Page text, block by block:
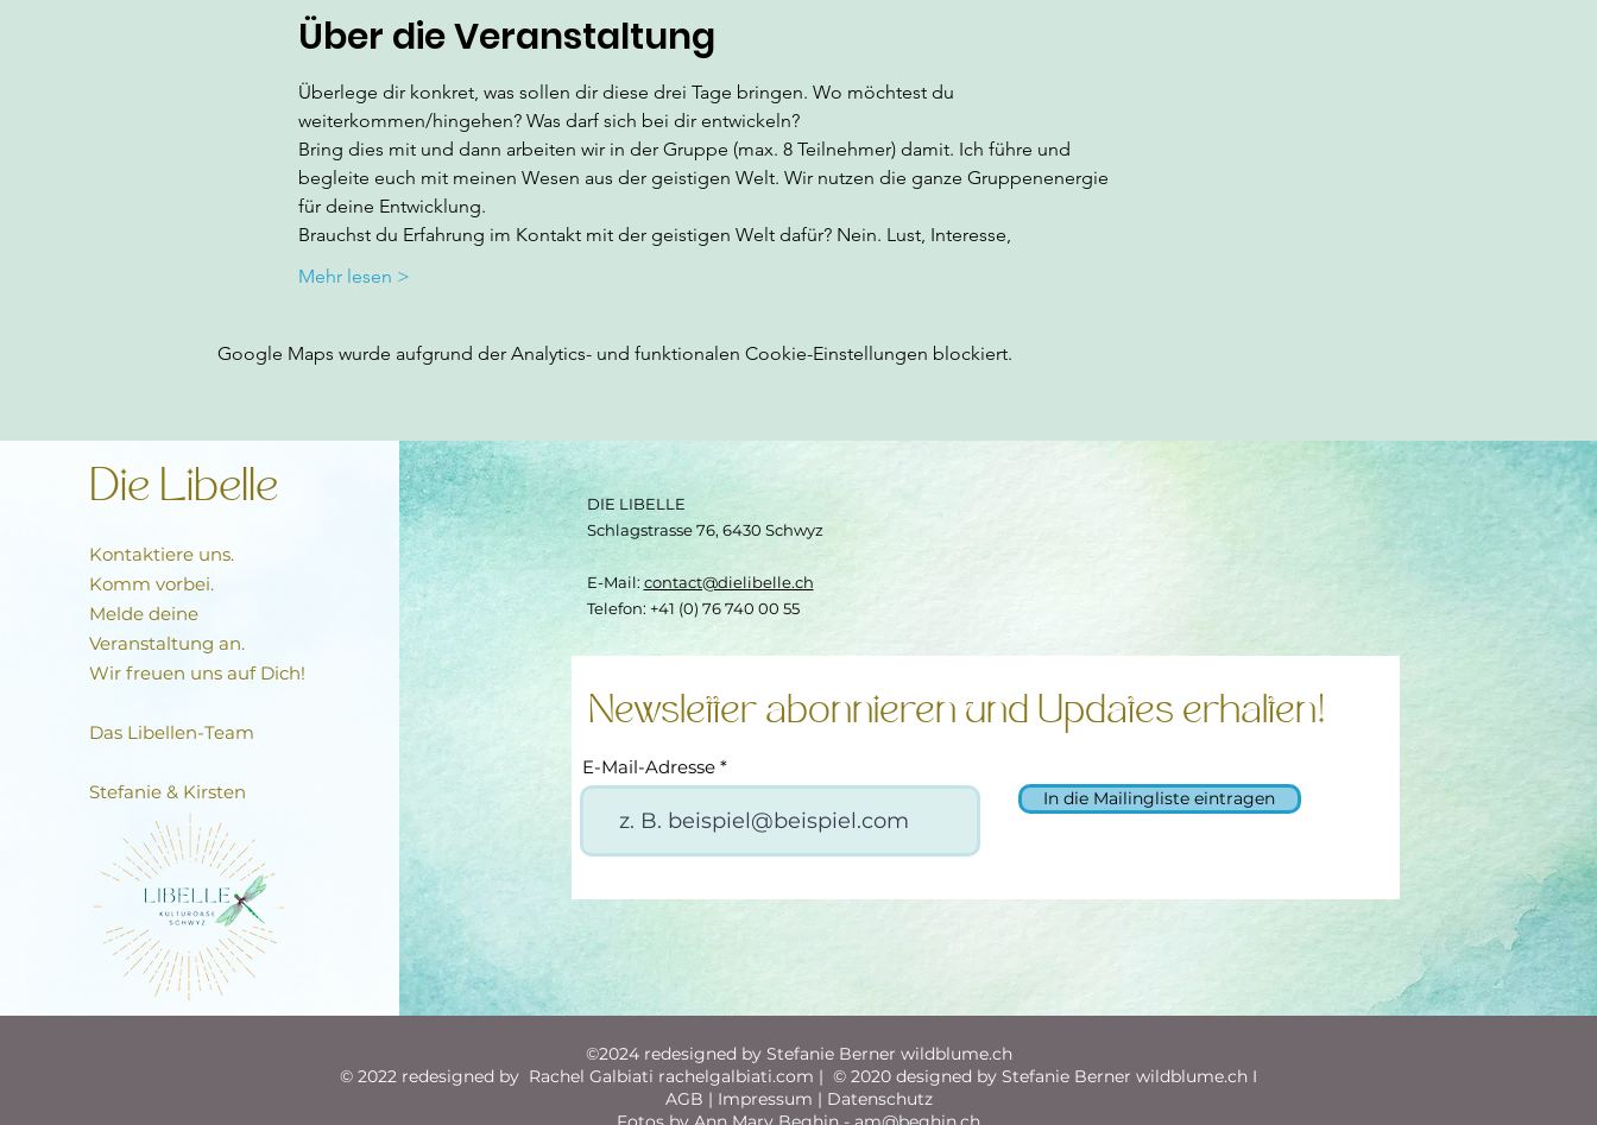
Über die Veranstaltung
Überlege dir konkret, was sollen dir diese drei Tage bringen. Wo möchtest du
weiterkommen/hingehen? Was darf sich bei dir entwickeln?
Bring dies mit und dann arbeiten wir in der Gruppe (max. 8 Teilnehmer) damit. Ich führe und
begleite euch mit meinen Wesen aus der geistigen Welt. Wir nutzen die ganze Gruppenenergie
für deine Entwicklung.
Brauchst du Erfahrung im Kontakt mit der geistigen Welt dafür? Nein. Lust, Interesse,
Mehr lesen >
Google Maps wurde aufgrund der Analytics- und funktionalen Cookie-Einstellungen blockiert.
Die Libelle
Kontaktiere uns.
Komm vorbei.
Melde deine
Veranstaltung an.
Wir freuen uns auf Dich!
Das Libellen-Team​
Stefanie & Kirsten
DIE LIBELLE
Schlagstrasse 76, 6430 Schwyz
E-Mail: contact@dielibelle.ch
Telefon: +41 (0) 76 740 00 55
Newsletter abonnieren und Updates erhalten!
E-Mail-Adresse
In die Mailingliste eintragen
©2024 redesigned by Stefanie Berner wildblume.ch
© 2022 redesigned by Rachel Galbiati rachelgalbiati.com | © 2020 designed by Stefanie Berner wildblume.ch I
AGB | Impressum | Datenschutz